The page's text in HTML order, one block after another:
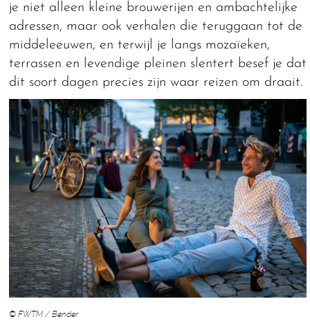
je niet alleen kleine brouwerijen en ambachtelijke
adressen, maar ook verhalen die teruggaan tot de
middeleeuwen, en terwijl je langs mozaïeken,
terrassen en levendige pleinen slentert besef je dat
dit soort dagen precies zijn waar reizen om draait.
© FWTM / Bender